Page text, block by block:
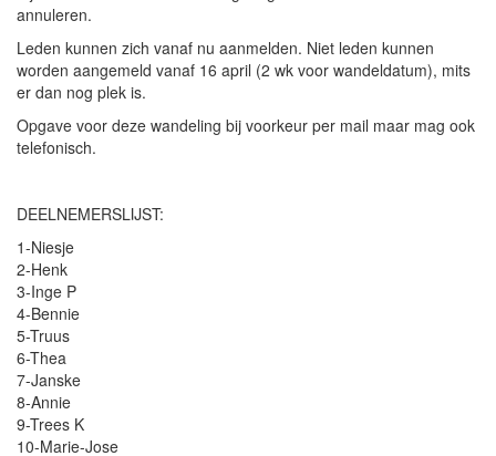
annuleren.
Leden kunnen zich vanaf nu aanmelden. Niet leden kunnen
worden aangemeld vanaf 16 april (2 wk voor wandeldatum), mits
er dan nog plek is.
Opgave voor deze wandeling bij voorkeur per mail maar mag ook
telefonisch.
DEELNEMERSLIJST:
1-Niesje
2-Henk
3-Inge P
4-Bennie
5-Truus
6-Thea
7-Janske
8-Annie
9-Trees K
10-Marie-Jose